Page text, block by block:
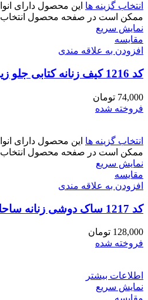
انتخاب گزینه ها این محصول دارای
ممکن است در صفحه محصول انتخاب
نمایش سریع
مقايسه
افزودن به علاقه مندی
کد 1216 کیف زنانه کتابی جلو زیپ
74,000 تومان
فروخته شده
انتخاب گزینه ها این محصول دارای
ممکن است در صفحه محصول انتخاب
نمایش سریع
مقايسه
افزودن به علاقه مندی
کد 1217 ساک دوشی زنانه ساحلی کتان
128,000 تومان
فروخته شده
اطلاعات بیشتر
نمایش سریع